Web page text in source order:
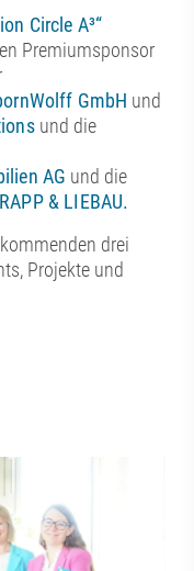
Circle A³“
Premiumsponsor
GmbH und
und die
AG und die
& LIEBAU.
drei
Projekte und